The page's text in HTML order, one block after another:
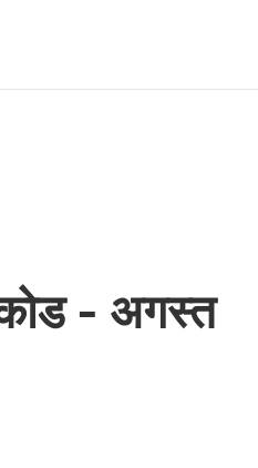
- अगस्त